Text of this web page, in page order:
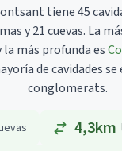
tiene 45
y 21 cuevas. La
la más profunda es
de cavidades
conglomerats.
4,3km